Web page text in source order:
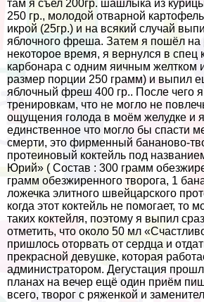
там я съел 200гр. шашлыка из
250 гр., молодой отварной
икрой (25гр.) и на всякий случай
яблочного фреша. Затем я пошёл на
некоторое время, я вернулся в спец
карбонара с одним яичным желтком
размер порции 250 грамм) и выпил
яблочный фреш 400 гр.. После чего я
тренировкам, что не могло не
ощущения голода в моём желудке и
единственное что могло бы спасти
cмepти, это фирменный бананово-
протеиновый коктейль под
Юрий» ( Состав : 300 грамм
грамм обезжиренного творога, 1
ложечка элитного швейцарского
когда этот коктейль не помогает, то
таких коктейля, поэтому я выпил
отметить, что около 50 мл
пришлось оторвать от сердца и
прекрасной дeвyшке, которая
администратором. Дегустация
планах на вечер ещё один приём
всего, творог с ряженкой и